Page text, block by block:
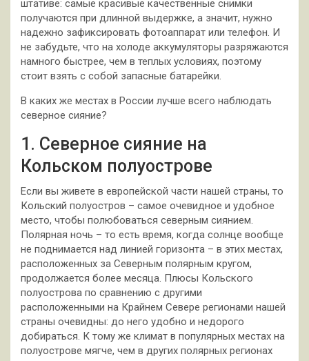
штативе: самые красивые качественные снимки
получаются при длинной выдержке, а значит, нужно
надежно зафиксировать фотоаппарат или телефон. И
не забудьте, что на холоде аккумуляторы разряжаются
намного быстрее, чем в теплых условиях, поэтому
стоит взять с собой запасные батарейки.
В каких же местах в России лучше всего наблюдать
северное сияние?
1. Северное сияние на
Кольском полуострове
Если вы живете в европейской части нашей страны, то
Кольский полуостров – самое очевидное и удобное
место, чтобы полюбоваться северным сиянием.
Полярная ночь – то есть время, когда солнце вообще
не поднимается над линией горизонта – в этих местах,
расположенных за Северным полярным кругом,
продолжается более месяца. Плюсы Кольского
полуострова по сравнению с другими
расположенными на Крайнем Севере регионами нашей
страны очевидны: до него удобно и недорого
добираться. К тому же климат в популярных местах на
полуострове мягче, чем в других полярных регионах